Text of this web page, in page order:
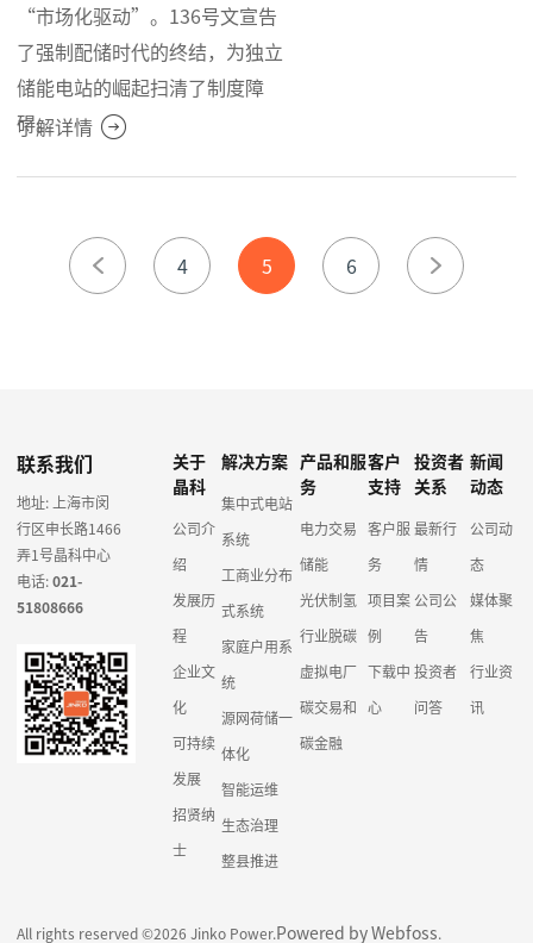
“市场化驱动”。136号文宣告
了强制配储时代的终结，为独立
储能电站的崛起扫清了制度障
碍。
了解详情
4 5 6
联系我们
地址: 上海市闵
行区申长路1466
弄1号晶科中心
电话:021-
51808666
关于
晶科
公司介
绍
发展历
程
企业文
化
可持续
发展
招贤纳
士
解决方案
集中式电站
系统
工商业分布
式系统
家庭户用系
统
源网荷储一
体化
智能运维
生态治理
整县推进
产品和服
务
电力交易
储能
光伏制氢
行业脱碳
虚拟电厂
碳交易和
碳金融
客户
支持
客户服
务
项目案
例
下载中
心
投资者
关系
最新行
情
公司公
告
投资者
问答
新闻
动态
公司动
态
媒体聚
焦
行业资
讯
All rights reserved ©2026 Jinko Power.Powered by Webfoss.